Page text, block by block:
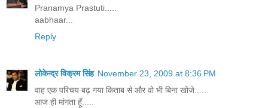
Pranamya Prastuti.....
aabhaar...
Reply
लोकेन्द्र विक्रम सिंह November 23, 2009 at 8:36 PM
वाह एक परिचय बढ़ गया किताब से और वो भी बिना खोजे......
आज ही मांगता हूँ.....